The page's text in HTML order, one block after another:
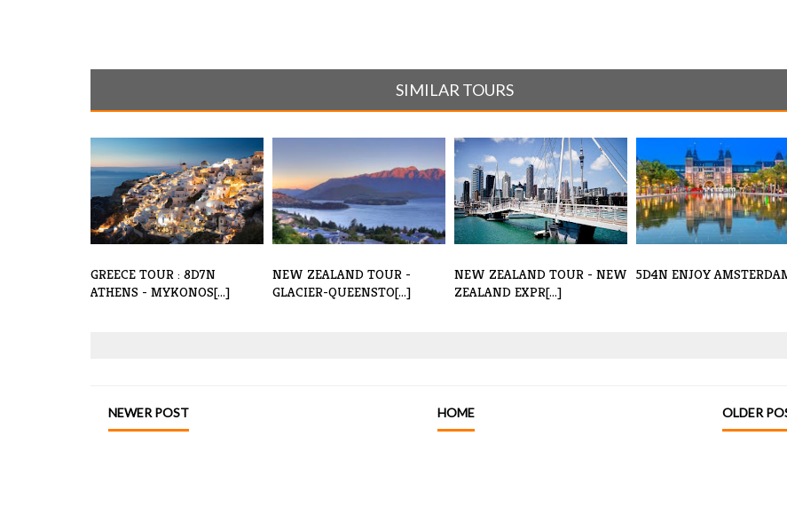
SIMILAR TOURS
GREECE TOUR : 8D7N
ATHENS - MYKONOS[...]
NEW ZEALAND TOUR -
GLACIER-QUEENSTO[...]
NEW ZEALAND TOUR - NEW
ZEALAND EXPR[...]
5D4N ENJOY
NEWER POST OLDER
HOME